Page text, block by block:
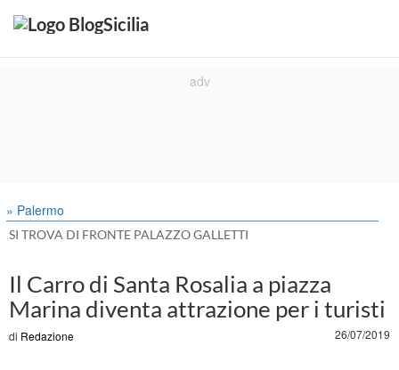
» Palermo
SI TROVA DI FRONTE PALAZZO GALLETTI
Il Carro di Santa Rosalia a piazza
Marina diventa attrazione per i turisti
di Redazione 26/07/2019